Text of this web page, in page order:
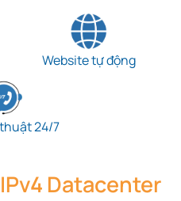
Website tự động
24/7
Datacenter